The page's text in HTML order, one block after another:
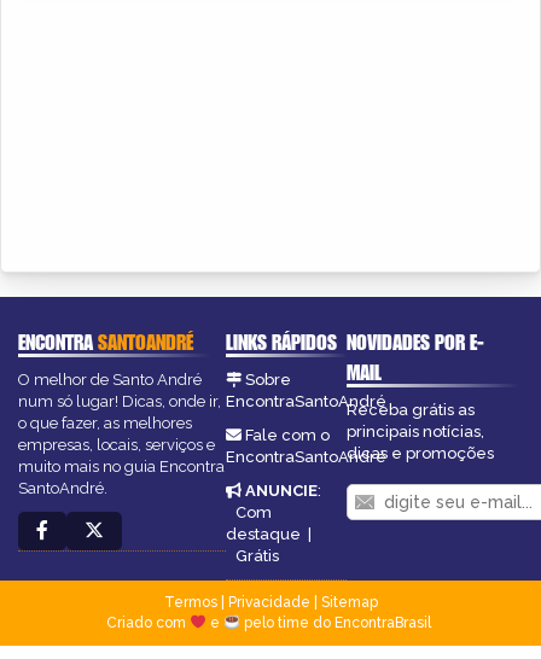
ENCONTRASANTOANDRÉ
O melhor de Santo André
num só lugar! Dicas, onde ir,
o que fazer, as melhores
empresas, locais, serviços e
muito mais no guia Encontra
SantoAndré.
LINKS RÁPIDOS
Sobre
EncontraSantoAndré
Fale com o
EncontraSantoAndré
ANUNCIE:
Com
destaque |
Grátis
NOVIDADES POR E-
MAIL
Receba grátis as
principais notícias,
dicas e promoções
Termos| Privacidade
Sitemap
Criado com
e pelo time do EncontraBrasil